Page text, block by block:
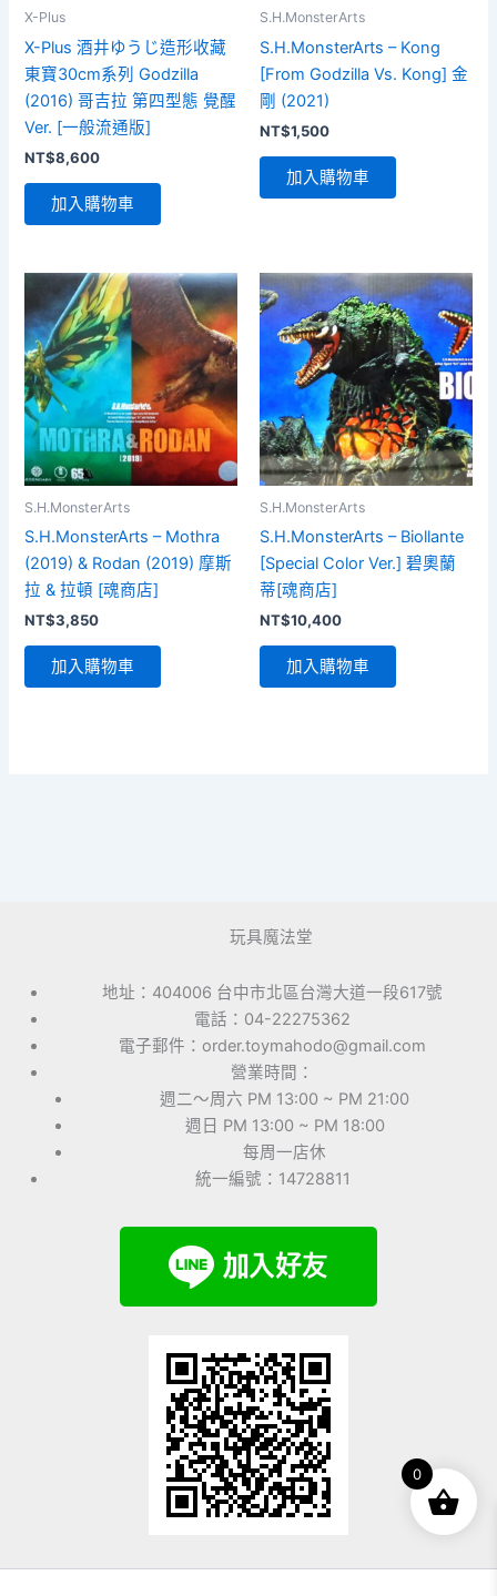
X-Plus
X-Plus 酒井ゆうじ造形收藏
東寶30cm系列 Godzilla
(2016) 哥吉拉 第四型態 覺醒
Ver. [一般流通版]
NT$8,600
加入購物車
S.H.MonsterArts
S.H.MonsterArts – Kong
[From Godzilla Vs. Kong] 金
剛 (2021)
NT$1,500
加入購物車
S.H.MonsterArts
S.H.MonsterArts – Mothra
(2019) & Rodan (2019) 摩斯
拉 & 拉頓 [魂商店]
NT$3,850
加入購物車
S.H.MonsterArts
S.H.MonsterArts – Biollante
[Special Color Ver.] 碧奧蘭
蒂[魂商店]
NT$10,400
加入購物車
玩具魔法堂
地址：404006 台中市北區台灣大道一段617號
電話：04-22275362
電子郵件：order.toymahodo@gmail.com
營業時間：
週二～周六 PM 13:00 ~ PM 21:00
週日 PM 13:00 ~ PM 18:00
每周一店休
統一編號：14728811
0